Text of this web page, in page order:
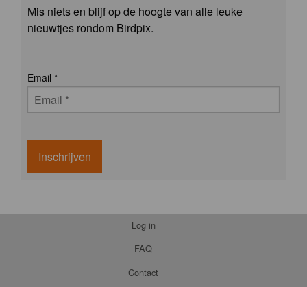
Mis niets en blijf op de hoogte van alle leuke
nieuwtjes rondom Birdpix.
Email *
Inschrijven
Log in
FAQ
Contact